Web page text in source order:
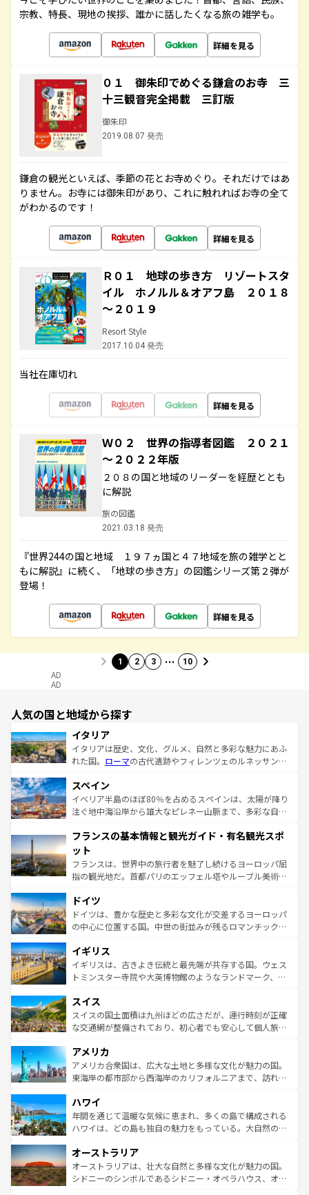
宗教、特長、現地の挨拶、誰かに話したくなる旅の雑学も。
詳細を見る
０１ 御朱印でめぐる鎌倉のお寺 三
十三観音完全掲載 三訂版
御朱印
2019.08.07 発売
鎌倉の観光といえば、季節の花とお寺めぐり。それだけではあ
りません。お寺には御朱印があり、これに触れればお寺の全て
がわかるのです！
詳細を見る
Ｒ０１ 地球の歩き方 リゾートスタ
イル ホノルル＆オアフ島 ２０１８
～２０１９
Resort Style
2017.10.04 発売
当社在庫切れ
詳細を見る
Ｗ０２ 世界の指導者図鑑 ２０２１
～２０２２年版
２０８の国と地域のリーダーを経歴ととも
に解説
旅の図鑑
2021.03.18 発売
『世界244の国と地域 １９７ヵ国と４７地域を旅の雑学とと
もに解説』に続く、「地球の歩き方」の図鑑シリーズ第２弾が
登場！
詳細を見る
1 2 3 … 10
AD
AD
人気の国と地域から探す
イタリア
イタリアは歴史、文化、グルメ、自然と多彩な魅力にあふ
れた国。 ローマの古代遺跡やフィレンツェのルネッサンス
ろん、トスカーナの美しい田園風景やアマルフィ海岸の絶
景など、自然景観も見逃せない。観光の合間には、本場の
ピザやパスタなど、絶品のイタリア料理を堪能することも
ませてくれるイタリアで、忘れられない旅をしてみよう！
なお、新着のイタリア情報は
しい。
スペイン
イベリア半島のほぼ80％を占めるスペインは、太陽が降り
注ぐ地中海沿岸から雄大なピレネー山脈まで、多彩な自然
文化が根付くこの国では、情熱的なフラメンコ、熱気あふ
れる闘牛、そして美味しいタパスが生活の一部となってい
る。首都マドリードの洗練された雰囲気や、バルセロナの
アートに溢れた街角から、地方では古代ローマ遺跡や中世
せる。地方によって風土や気候が異なるスペインはその個
性で訪れる人を魅了する。 なお、新着のスペイン情報は コ
ンテンツ一覧を参照してほしい。
フランスの基本情報と観光ガイド・有名観光スポ
ット
フランスは、世界中の旅行者を魅了し続けるヨーロッパ屈
指の観光地だ。首都パリのエッフェル塔やルーブル美術館
で、幅広い魅力が詰まっている。華麗な宮殿、歴史的な大
聖堂、美しいビーチ、そして豊かな自然が、訪れる者を心
から魅了する。また、フランスは美食の国としても知ら
いる。シャンパンの発祥地であるランス、プロヴァンスの
香り高いラベンダー畑など、多彩な楽しみ方が可能だ。さ
らに、パリ以外の地域にも魅力が溢れており、どの街角に
れる地方に足を運ぶとそれぞれで全く異なる文化を体験で
きるだろう。 なお、新着のフランス情報はコンテンツ一覧
を参照してほしい。
ドイツ
ドイツは、豊かな歴史と多彩な文化が交差するヨーロッパ
の中心に位置する国。中世の街並みが残るロマンチック街
顔を持つこの国は、どこを歩いても飽きることがない。ベ
ルリンの文化的活気、バイエルン州のアルプスの絶景、そ
してライン川沿いのワイン畑といった風景は必見。ビール
は、お酒好きな人にはぜひ体験してほしい。 なお、新着の
ドイツ情報はコンテンツ一覧を参照してほしい。
イギリス
イギリスは、古きよき伝統と最先端が共存する国。ウェス
トミンスター寺院や大英博物館のようなランドマーク、歴
リアごとに異なる魅力がある。また、優雅なアフタヌーン
ティー、ビール好きにはたまらない英国パブ、サッカー観
戦など、本場だからこそできる体験も豊富。イギリスを旅
ンツ一覧を参照してほしい。
スイス
スイスの国土面積は九州ほどの広さだが、運行時刻が正確
な交通網が整備されており、初心者でも安心して個人旅行
の建物がそのまま残る町や、スイスならではのユニークな
博物館もあり、アルプス観光だけでなく町歩きも満喫する
ことができる。国民の所得が高いため物価も高いが、旅行
ば市内交通費無料で観光を楽しむこともできる。 なお、新
着のスイス情報はコンテンツ一覧 を参照してほしい。
アメリカ
アメリカ合衆国は、広大な土地と多様な文化が魅力の国。
東海岸の都市部から西海岸のカリフォルニアまで、訪れる
のような巨大都市は、観光、ショッピング、エンターテイ
ンメントが詰まった刺激的なスポットだ。一方、アメリカ
西部には大自然が広がり、グランドキャニオンやイエロー
部のニューオーリンズでは、音楽と美食が融合した独特の
文化が魅力。旅行者はアメリカの各地域で異なる魅力を楽
しみながら、その多様性と豊かな歴史を感じることができ
ハワイ
年間を通じて温暖な気候に恵まれ、多くの島で構成される
ハワイは、どの島も独自の魅力をもっている。大自然の神
ワイ島は見逃せない。また、定番の観光地といえばオアフ
島だが、静かな自然を求めるならマウイ島やカウアイ島が
おすすめ。エメラルドグリーンに輝く海をはじめ、豊かな
オーストラリア
オーストラリアは、壮大な自然と多様な文化が魅力の国。
シドニーのシンボルであるシドニー・オペラハウス、オー